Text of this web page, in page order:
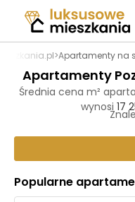
>Apartamenty na
Apartamenty
Średnia cena m²
wynosi 17
Popularne